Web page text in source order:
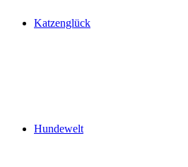
Katzenglück
Hundewelt